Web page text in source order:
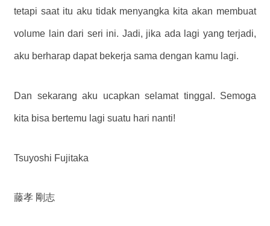
tetapi saat itu aku tidak menyangka kita akan membuat
volume lain dari seri ini. Jadi, jika ada lagi yang terjadi,
aku berharap dapat bekerja sama dengan kamu lagi.
Dan sekarang aku ucapkan selamat tinggal. Semoga
kita bisa bertemu lagi suatu hari nanti!
Tsuyoshi Fujitaka
藤孝 剛志